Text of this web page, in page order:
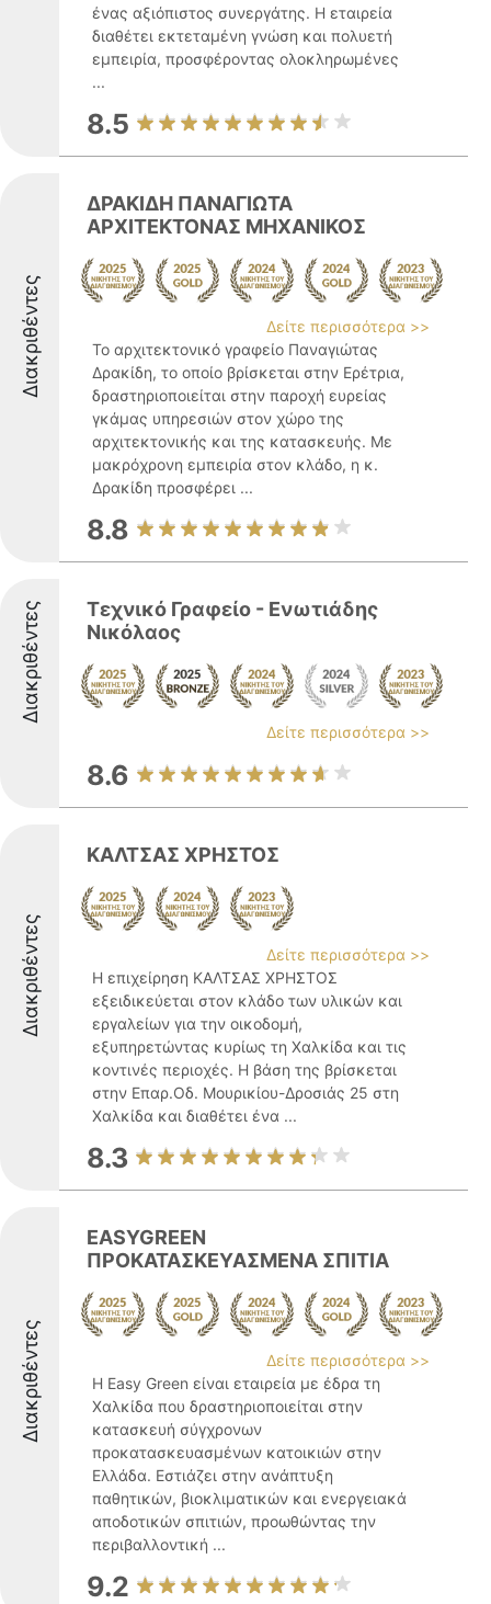
ένας αξιόπιστος συνεργάτης. Η εταιρεία
διαθέτει εκτεταμένη γνώση και πολυετή
εμπειρία, προσφέροντας ολοκληρωμένες
...
8.5
Διακριθέντες
ΔΡΑΚΙΔΗ ΠΑΝΑΓΙΩΤΑ
ΑΡΧΙΤΕΚΤΟΝΑΣ ΜΗΧΑΝΙΚΟΣ
Δείτε περισσότερα >>
Το αρχιτεκτονικό γραφείο Παναγιώτας
Δρακίδη, το οποίο βρίσκεται στην Ερέτρια,
δραστηριοποιείται στην παροχή ευρείας
γκάμας υπηρεσιών στον χώρο της
αρχιτεκτονικής και της κατασκευής. Με
μακρόχρονη εμπειρία στον κλάδο, η κ.
Δρακίδη προσφέρει ...
8.8
Διακριθέντες
Τεχνικό Γραφείο - Ενωτιάδης
Νικόλαος
Δείτε περισσότερα >>
8.6
Διακριθέντες
ΚΑΛΤΣΑΣ ΧΡΗΣΤΟΣ
Δείτε περισσότερα >>
Η επιχείρηση ΚΑΛΤΣΑΣ ΧΡΗΣΤΟΣ
εξειδικεύεται στον κλάδο των υλικών και
εργαλείων για την οικοδομή,
εξυπηρετώντας κυρίως τη Χαλκίδα και τις
κοντινές περιοχές. Η βάση της βρίσκεται
στην Επαρ.Οδ. Μουρικίου-Δροσιάς 25 στη
Χαλκίδα και διαθέτει ένα ...
8.3
Διακριθέντες
EASYGREEN
ΠΡΟΚΑΤΑΣΚΕΥΑΣΜΕΝΑ ΣΠΙΤΙΑ
Δείτε περισσότερα >>
Η Easy Green είναι εταιρεία με έδρα τη
Χαλκίδα που δραστηριοποιείται στην
κατασκευή σύγχρονων
προκατασκευασμένων κατοικιών στην
Ελλάδα. Εστιάζει στην ανάπτυξη
παθητικών, βιοκλιματικών και ενεργειακά
αποδοτικών σπιτιών, προωθώντας την
περιβαλλοντική ...
9.2